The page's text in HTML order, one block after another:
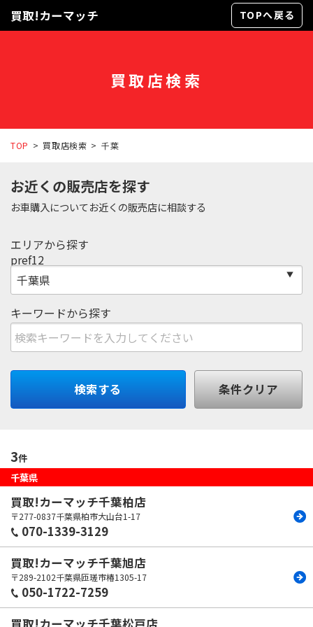
買取!カーマッチ TOPへ戻る
買取店検索
TOP 買取店検索 千葉
お近くの販売店を探す
お車購入についてお近くの販売店に相談する
エリアから探す
pref12
キーワードから探す
検索する 条件クリア
3件
千葉県
買取!カーマッチ千葉柏店
〒277-0837千葉県柏市大山台1-17
070-1339-3129
買取!カーマッチ千葉旭店
〒289-2102千葉県匝瑳市椿1305-17
050-1722-7259
買取!カーマッチ千葉松戸店